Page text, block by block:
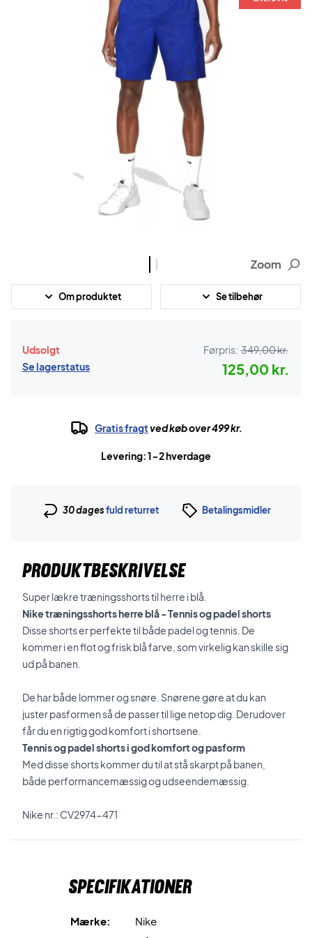
Zoom
Om produktet Se tilbehør
Udsolgt
Se lagerstatus
Førpris: 349,00 kr.
125,00 kr.
Gratis fragtved køb over 499 kr.
Levering: 1-2 hverdage
30 dagesfuld returret Betalingsmidler
PRODUKTBESKRIVELSE
Super lækre træningsshorts til herre i blå.
Nike træningsshorts herre blå - Tennis og padel shorts
Disse shorts er perfekte til både padel og tennis. De
kommer i en flot og frisk blå farve, som virkelig kan skille sig
ud på banen.
De har både lommer og snøre. Snørene gøre at du kan
juster pasformen så de passer til lige netop dig. Derudover
får du en rigtig god komfort i shortsene.
Tennis og padel shorts i god komfort og pasform
Med disse shorts kommer du til at stå skarpt på banen,
både performancemæssig og udseendemæssig.
Nike nr.: CV2974-471
Specifikationer
Mærke:
Nike